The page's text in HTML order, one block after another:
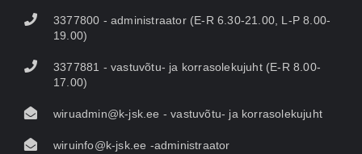
3377800 - administraator (E-R 6.30-21.00, L-P 8.00-
19.00)
3377881 - vastuvõtu- ja korrasolekujuht (E-R 8.00-
17.00)
wiruadmin@k-jsk.ee - vastuvõtu- ja korrasolekujuht
wiruinfo@k-jsk.ee -administraator